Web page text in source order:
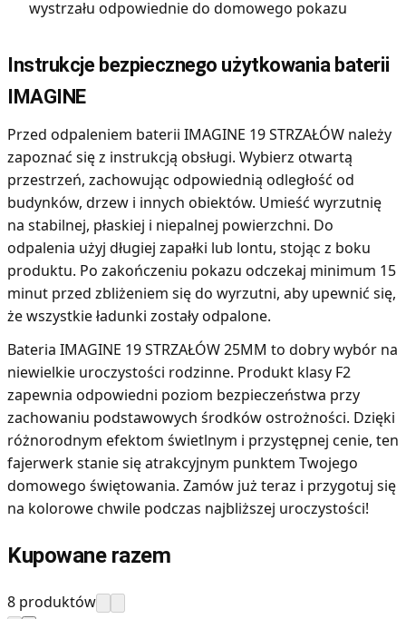
wystrzału odpowiednie do domowego pokazu
Instrukcje bezpiecznego użytkowania baterii
IMAGINE
Przed odpaleniem baterii IMAGINE 19 STRZAŁÓW należy
zapoznać się z instrukcją obsługi. Wybierz otwartą
przestrzeń, zachowując odpowiednią odległość od
budynków, drzew i innych obiektów. Umieść wyrzutnię
na stabilnej, płaskiej i niepalnej powierzchni. Do
odpalenia użyj długiej zapałki lub lontu, stojąc z boku
produktu. Po zakończeniu pokazu odczekaj minimum 15
minut przed zbliżeniem się do wyrzutni, aby upewnić się,
że wszystkie ładunki zostały odpalone.
Bateria IMAGINE 19 STRZAŁÓW 25MM to dobry wybór na
niewielkie uroczystości rodzinne. Produkt klasy F2
zapewnia odpowiedni poziom bezpieczeństwa przy
zachowaniu podstawowych środków ostrożności. Dzięki
różnorodnym efektom świetlnym i przystępnej cenie, ten
fajerwerk stanie się atrakcyjnym punktem Twojego
domowego świętowania. Zamów już teraz i przygotuj się
na kolorowe chwile podczas najbliższej uroczystości!
Kupowane razem
8 produktów